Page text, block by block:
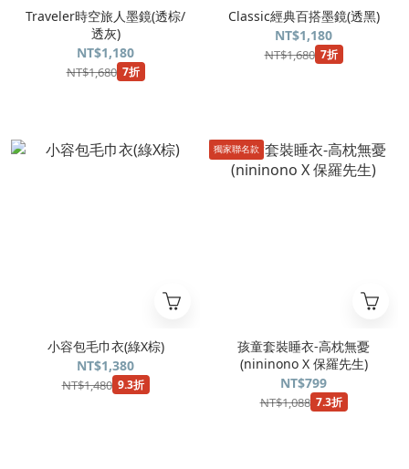
Traveler時空旅人墨鏡(透棕/
透灰)
NT$1,180
NT$1,680 7折
Classic經典百搭墨鏡(透黑)
NT$1,180
NT$1,680 7折
小容包毛巾衣(綠X棕)
NT$1,380
NT$1,480 9.3折
獨家聯名款
孩童套裝睡衣-高枕無憂
(nininono X 保羅先生)
NT$799
NT$1,088 7.3折